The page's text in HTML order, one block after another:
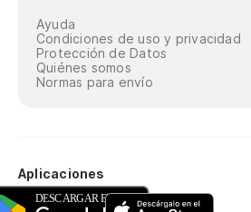
Ayuda
Condiciones de uso y privacidad
Protección de Datos
Quiénes somos
Normas para envío
Aplicaciones